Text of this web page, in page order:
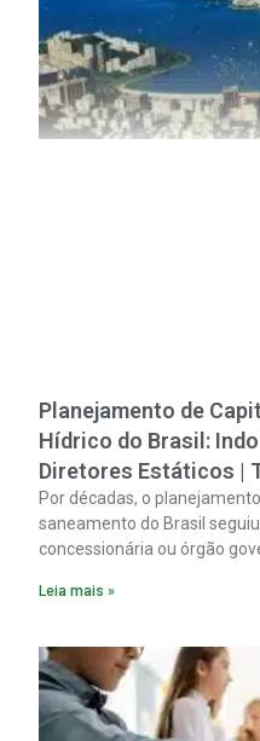
Planejamento de
Hídrico do Brasil:
Diretores Estáticos |
Por décadas, o
saneamento do Brasil
concessionária ou órgão
Leia mais »